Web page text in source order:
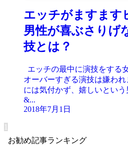
エッチがますま
男性が喜ぶさりげ
技とは？
エッチの最中に演技をする
オーバーすぎる演技は嫌わ
には気付かず、嬉しいという
&...
2018年7月1日
1
お勧め記事ランキング